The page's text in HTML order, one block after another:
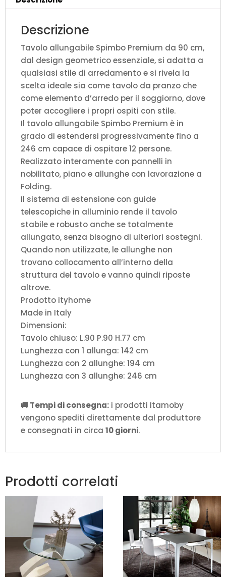
Descrizione
Tavolo allungabile Spimbo Premium da 90 cm,
dal design geometrico essenziale, si adatta a
qualsiasi stile di arredamento e si rivela la
scelta ideale sia come tavolo da pranzo che
come elemento d’arredo per il soggiorno, dove
poter accogliere i propri ospiti con stile.
Il tavolo allungabile Spimbo Premium è in
grado di estendersi progressivamente fino a
246 cm capace di ospitare 12 persone.
Realizzato interamente con pannelli in
nobilitato, piano e allunghe con lavorazione a
Folding.
Il sistema di estensione con guide
telescopiche in alluminio rende il tavolo
stabile e robusto anche se totalmente
allungato, senza bisogno di ulteriori sostegni.
Quando non utilizzate, le allunghe non
trovano collocamento all’interno della
struttura del tavolo e vanno quindi riposte
altrove.
Prodotto ityhome
Made in Italy
Dimensioni:
Tavolo chiuso: L.90 P.90 H.77 cm
Lunghezza con 1 allunga: 142 cm
Lunghezza con 2 allunghe: 194 cm
Lunghezza con 3 allunghe: 246 cm
🚚 Tempi di consegna: i prodotti Itamoby
vengono spediti direttamente dal produttore
e consegnati in circa 10 giorni.
Prodotti correlati